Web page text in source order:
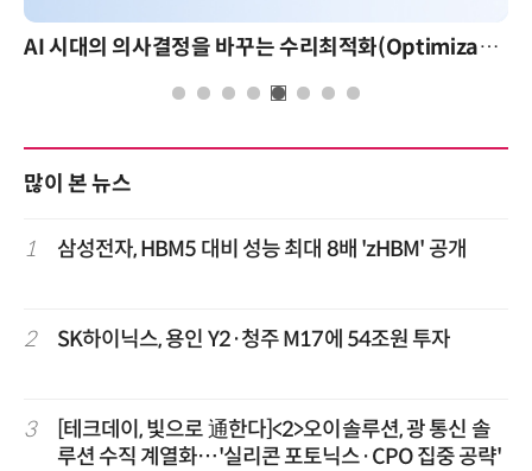
AI 시대의 의사결정을 바꾸는 수리최적화(Optimization): 실제 산업 적용 사례와 활용 전략
많이 본 뉴스
1 삼성전자, HBM5 대비 성능 최대 8배 'zHBM' 공개
2 SK하이닉스, 용인 Y2·청주 M17에 54조원 투자
3
[테크데이, 빛으로 通한다]<2>오이솔루션, 광 통신 솔
루션 수직 계열화…'실리콘 포토닉스·CPO 집중 공략'